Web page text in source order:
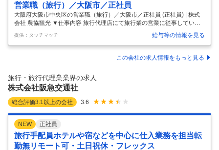
営業職（旅行）／大阪市／正社員
大阪府大阪市中央区の営業職（旅行）／大阪市／正社員 (正社員) | 株式
会社 農協観光 ▼仕事内容 旅行代理店にて旅行業の営業に従事していた
ただきます。 企画 ・提案 ・営業 ・手配 ・添乗等を行っていただきま
す。 変更範囲：会社の定める業務 (大阪府大阪市中央区) ▼職種 営業職
（旅行）／大阪市／正社員(正社員) ▼雇用形態 正社員 ▼給与 月給2250
00〜320000円 (基本給（月額平均）又は時間額 月平均労働日数（20.4
度実績） (給与支払い日)固定（月末以外） 当月 21 日 (正社員) ▼
提供：タッチマッチ 給与等の情報を見る
この会社の求人情報をもっと見る
旅行・旅行代理業業界の求人
株式会社阪急交通社
総合評価3.1 以上の会社 3.6
NEW 正社員
旅行手配員ホテルや宿などを中心に仕入業務を担当転
勤無リモート可・土日祝休・フレックス